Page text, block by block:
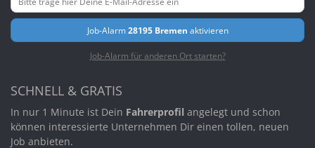
Job-Alarm28195 Bremen aktivieren
Job-Alarm für anderen Ort starten?
SCHNELL & GRATIS
In nur 1 Minute ist Dein Fahrerprofil angelegt und schon
können interessierte Unternehmen Dir einen tollen, neuen
Job anbieten.